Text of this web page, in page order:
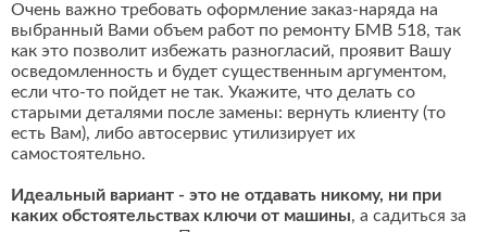
Очень важно требовать оформление заказ-наряда на
выбранный Вами объем работ по ремонту БМВ 518, так
как это позволит избежать разногласий, проявит Вашу
осведомленность и будет существенным аргументом,
если что-то пойдет не так. Укажите, что делать со
старыми деталями после замены: вернуть клиенту (то
есть Вам), либо автосервис утилизирует их
самостоятельно.
Идеальный вариант - это не отдавать никому, ни при
каких обстоятельствах ключи от машины, а садиться за